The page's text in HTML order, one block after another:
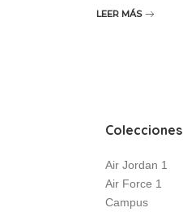
LEER MÁS
Colecciones
Air Jordan 1
Air Force 1
Campus